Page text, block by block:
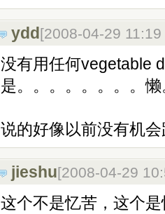
ydd[2008-04-29
没有用任何vegetable
是。。。。。。。。
说的好像以前没有机
jieshu[2008-04-29
这个不是忆苦，这个